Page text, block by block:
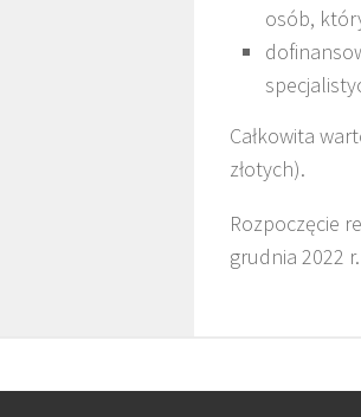
osób,
Całkowita
złotych).
Rozpoczęcie
grudnia 2022 r.